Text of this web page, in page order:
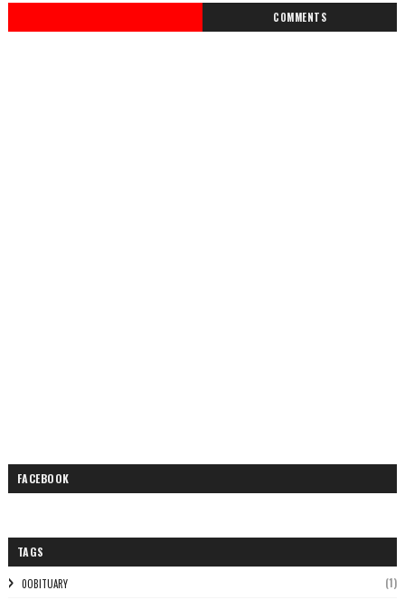
COMMENTS
FACEBOOK
TAGS
0OBITUARY (1)